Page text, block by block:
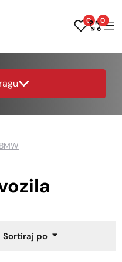
0 0
BMW
Sortiraj po